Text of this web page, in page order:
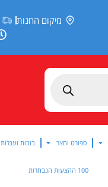
מיקום החנות
ספורט וחצר בובות ועגלות
100 ההצעות הנבחרות